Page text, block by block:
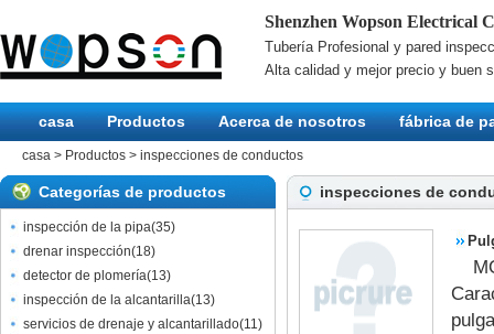
Shenzhen Wopson Electrical
Tubería Profesional y pared
Alta calidad y mejor precio y buen
casa Productos Acerca de nosotros fábrica de
casa > Productos > inspecciones de conductos
Categorías de productos
inspección de la pipa(35)
drenar inspección(18)
detector de plomería(13)
inspección de la alcantarilla(13)
servicios de drenaje y alcantarillado(11)
inspecciones de